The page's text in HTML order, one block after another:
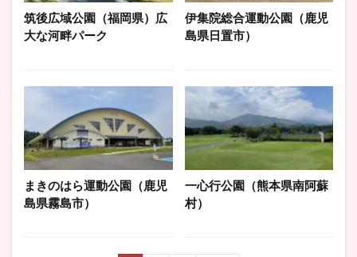
筑後広域公園（福岡県）広
大な河畔パーク
伊集院総合運動公園（鹿児
島県日置市）
まきのはら運動公園（鹿児
島県霧島市）
一心行公園（熊本県南阿蘇
村）